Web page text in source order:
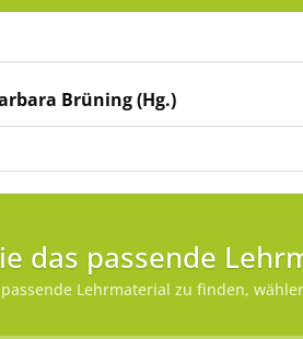
Brüning (Hg.)
das passende
Lehrmaterial zu finden,